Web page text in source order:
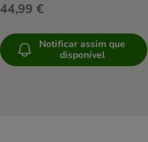
44,99 €
Notificar assim que
disponível